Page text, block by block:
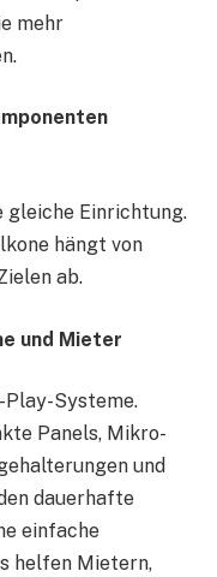
mehr
gleiche Einrichtung.
hängt von
ab.
und Mieter
Systeme.
Panels, Mikro-
und
dauerhafte
einfache
helfen Mietern,